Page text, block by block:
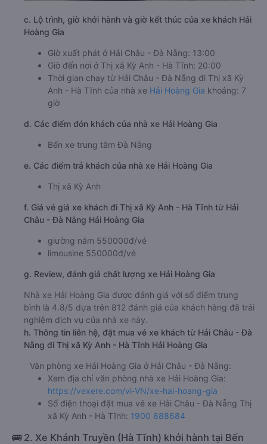
c. Lộ trình, giờ khởi hành và giờ kết thúc của xe khách Hải
Hoàng Gia
Giờ xuất phát ở Hải Châu - Đà Nẵng: 13:00
Giờ đến nơi ở Thị xã Kỳ Anh - Hà Tĩnh: 20:00
Thời gian chạy từ Hải Châu - Đà Nẵng đi Thị xã Kỳ
Anh - Hà Tĩnh của nhà xe Hải Hoàng Gia khoảng: 7
giờ
d. Các điểm đón khách của nhà xe Hải Hoàng Gia
Bến xe trung tâm Đà Nẵng
e. Các điểm trả khách của nhà xe Hải Hoàng Gia
Thị xã Kỳ Anh
f. Giá vé giá xe khách đi Thị xã Kỳ Anh - Hà Tĩnh từ Hải
Châu - Đà Nẵng Hải Hoàng Gia
giường nằm 550000đ/vé
limousine 550000đ/vé
g. Review, đánh giá chất lượng xe Hải Hoàng Gia
Nhà xe Hải Hoàng Gia được đánh giá với số điểm trung
bình là 4.8/5 dựa trên 812 đánh giá của khách hàng đã trải
nghiệm dịch vụ của nhà xe này.
h. Thông tin liên hệ, đặt mua vé xe khách từ Hải Châu - Đà
Nẵng đi Thị xã Kỳ Anh - Hà Tĩnh Hải Hoàng Gia
Văn phòng xe Hải Hoàng Gia ở Hải Châu - Đà Nẵng:
Xem địa chỉ văn phòng nhà xe Hải Hoàng Gia:
https://vexere.com/vi-VN/xe-hai-hoang-gia
Số điện thoại đặt mua vé xe Hải Châu - Đà Nẵng Thị
xã Kỳ Anh - Hà Tĩnh: 1900 888684
🚌 2. Xe Khánh Truyền (Hà Tĩnh) khởi hành tại Bến